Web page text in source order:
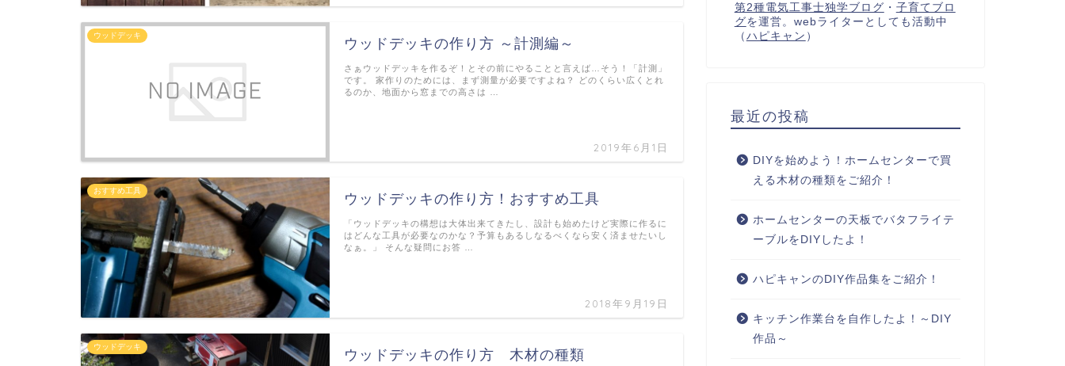
ウッドデッキ
ウッドデッキの作り方 ～計測編～
2019年6月1日
さぁウッドデッキを作るぞ！とその前にやることと言えば…そう！「計測」
です。 家作りのためには、まず測量が必要ですよね？ どのくらい広くとれ
るのか、地面から窓までの高さは …
おすすめ工具
ウッドデッキの作り方！おすすめ工具
2018年9月19日
「ウッドデッキの構想は大体出来てきたし、設計も始めたけど実際に作るに
はどんな工具が必要なのかな？予算もあるしなるべくなら安く済ませたいし
なぁ。」 そんな疑問にお答 …
ウッドデッキ
ウッドデッキの作り方 木材の種類
第2種電気工事士独学ブログ ・ 子育てブロ
グを運営。webライターとしても活動中
（ ハピキャン ）
最近の投稿
DIYを始めよう！ホームセンターで買
える木材の種類をご紹介！
ホームセンターの天板でバタフライテ
ーブルをDIYしたよ！
ハピキャンのDIY作品集をご紹介！
キッチン作業台を自作したよ！～DIY
作品～